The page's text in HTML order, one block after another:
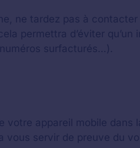
ne tardez pas à
permettra d’éviter
surfacturés…).
votre appareil mobile
servir de preuve du